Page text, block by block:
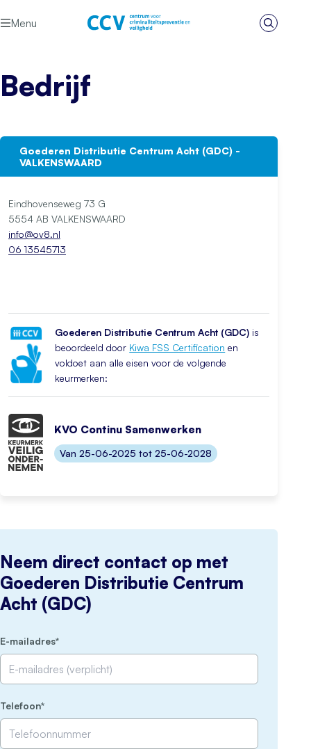
Menu
Zoeken
Bedrijf
Neem direct contact op met
Goederen Distributie Centrum
Acht (GDC)
E-mailadres
Telefoon
Goederen Distributie Centrum Acht (GDC) -
VALKENSWAARD
Eindhovenseweg 73 G
5554 AB VALKENSWAARD
info@ov8.nl
06 13545713
Goederen Distributie Centrum Acht (GDC) is
beoordeeld door Kiwa FSS Certification en
voldoet aan alle eisen voor de volgende
keurmerken:
KVO Continu Samenwerken
Van 25-06-2025 tot 25-06-2028